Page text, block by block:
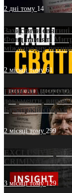
2 дні тому 14
Захистити
Фонд пам’яті
міжнародну
2 місяці тому61
ПРИСМАК
документи, вирок
Бучацькій єпархії
2 місяці тому 299
EXCLUSIVE
CRIMINAL
3 місяці тому129